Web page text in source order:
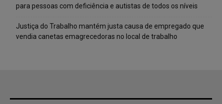
para pessoas com deficiência e autistas de todos os níveis
Justiça do Trabalho mantém justa causa de empregado que
vendia canetas emagrecedoras no local de trabalho